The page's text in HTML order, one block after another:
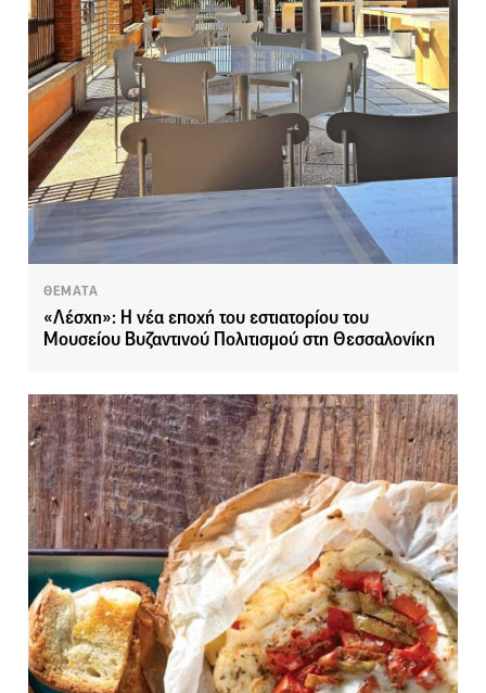
ΘΕΜΑΤΑ
«Λέσχη»: Η νέα εποχή του εστιατορίου του
Μουσείου Βυζαντινού Πολιτισμού στη Θεσσαλονίκη